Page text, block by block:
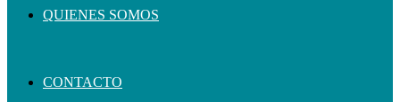
QUIENES SOMOS
CONTACTO